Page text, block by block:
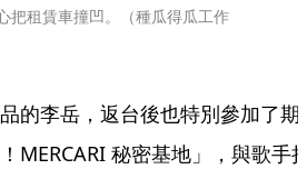
的李岳，返台後也特別參加了期
MERCARI 秘密基地」，與歌手